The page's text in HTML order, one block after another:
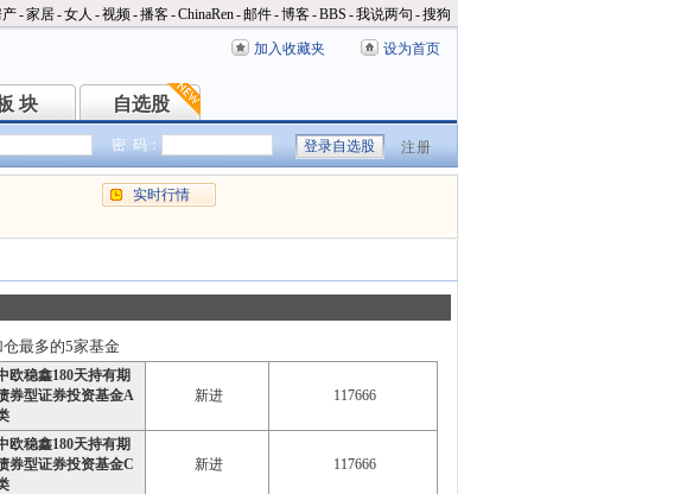
产-家居-女人 -视频-播客-ChinaRen-邮件-博客-BBS -我说两句 -搜狗
加入收藏夹 设为首页
块
块 自选股
自选股
密 码： 注册
实时行情
仓最多的5家基金
欧稳鑫180天持有期
券型证券投资基金A
新进 117666
欧稳鑫180天持有期
券型证券投资基金C
新进 117666